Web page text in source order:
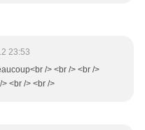
23:53
/> <br /> <br />
<br /> <br />